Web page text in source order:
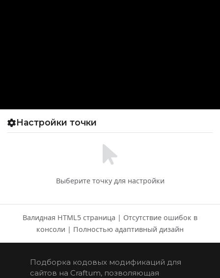
Настройки точки
Выберите точку для настройки
Валидная HTML5 страница | Отсутствие ошибок в
консоли | Полностью адаптивный дизайн
Подборка кодовых модификаций для
сайтов на Craftum, позволяющая